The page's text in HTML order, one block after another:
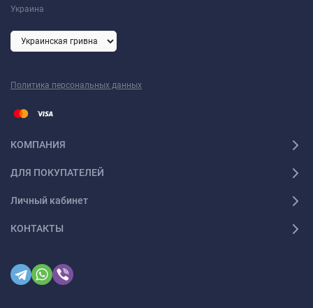
Украина
Политика персональных данных
КОМПАНИЯ
ДЛЯ ПОКУПАТЕЛЕЙ
Личный кабинет
КОНТАКТЫ